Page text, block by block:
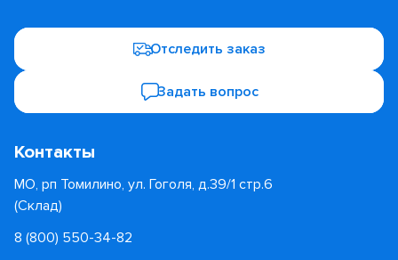
Отследить заказ
Задать вопрос
Контакты
МО, рп Томилино, ул. Гоголя, д.39/1 стр.6
(Склад)
8 (800) 550-34-82